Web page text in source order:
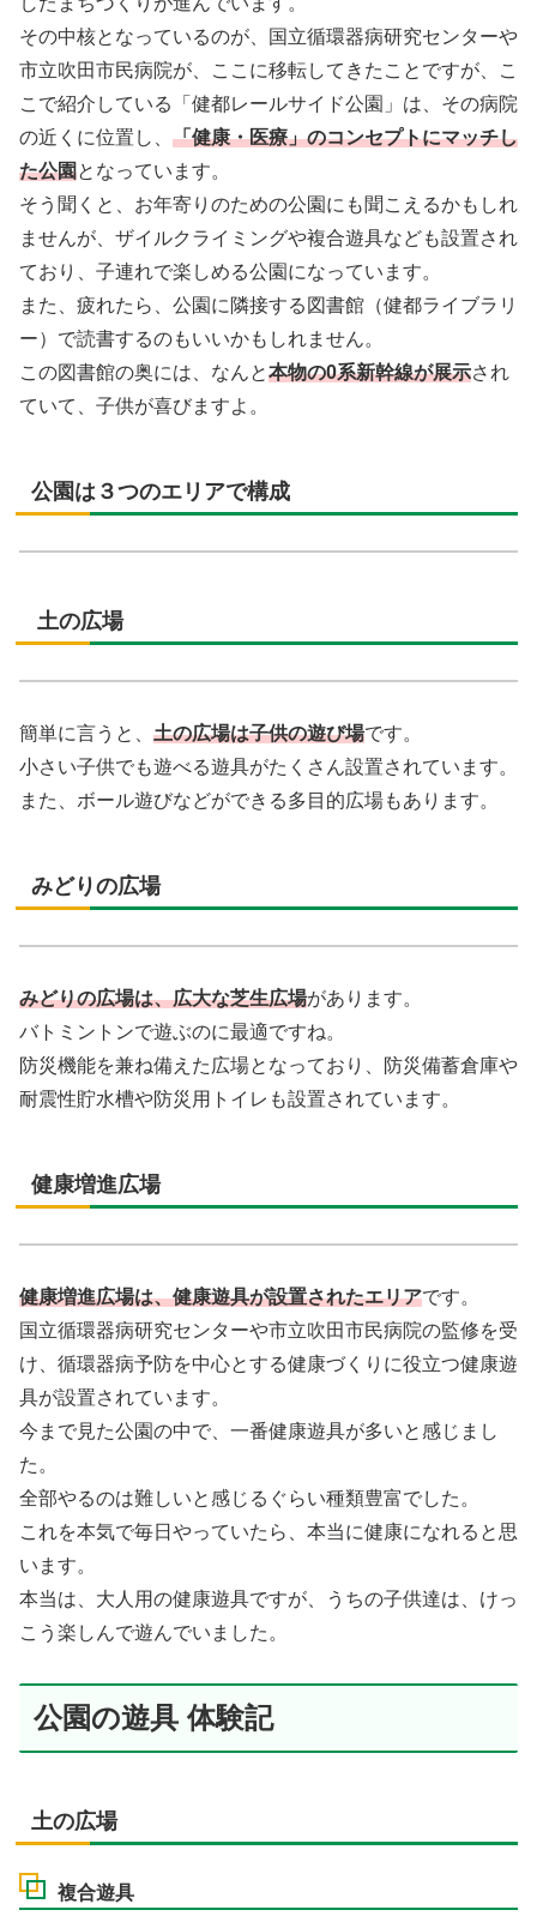
その中核となっているのが、国立循環器病研究センターや
市立吹田市民病院が、ここに移転してきたことですが、こ
こで紹介している「健都レールサイド公園」は、その病院
の近くに位置し、 「健康・医療」のコンセプトにマッチし
た公園となっています。
そう聞くと、お年寄りのための公園にも聞こえるかもしれ
ませんが、ザイルクライミングや複合遊具なども設置され
ており、子連れで楽しめる公園になっています。
また、疲れたら、公園に隣接する図書館（健都ライブラリ
ー）で読書するのもいいかもしれません。
この図書館の奥には、なんと本物の0系新幹線が展示され
ていて、子供が喜びますよ。
公園は３つのエリアで構成
土の広場
簡単に言うと、 土の広場は子供の遊び場です。
小さい子供でも遊べる遊具がたくさん設置されています。
また、ボール遊びなどができる多目的広場もあります。
みどりの広場
みどりの広場は、広大な芝生広場があります。
バトミントンで遊ぶのに最適ですね。
防災機能を兼ね備えた広場となっており、防災備蓄倉庫や
耐震性貯水槽や防災用トイレも設置されています。
健康増進広場
健康増進広場は、健康遊具が設置されたエリアです。
国立循環器病研究センターや市立吹田市民病院の監修を受
け、循環器病予防を中心とする健康づくりに役立つ健康遊
具が設置されています。
今まで見た公園の中で、一番健康遊具が多いと感じまし
た。
全部やるのは難しいと感じるぐらい種類豊富でした。
これを本気で毎日やっていたら、本当に健康になれると思
います。
本当は、大人用の健康遊具ですが、うちの子供達は、けっ
こう楽しんで遊んでいました。
公園の遊具 体験記
土の広場
複合遊具